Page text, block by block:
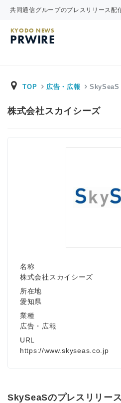
共同通信グループのプレスリリース配
KYODO NEWS
PRWIRE
TOP 広告・広報 SkySeaS
株式会社スカイシーズ
名称
株式会社スカイシーズ
所在地
愛知県
業種
広告・広報
URL
https://www.skyseas.co.jp
SkySeaSのプレスリリース